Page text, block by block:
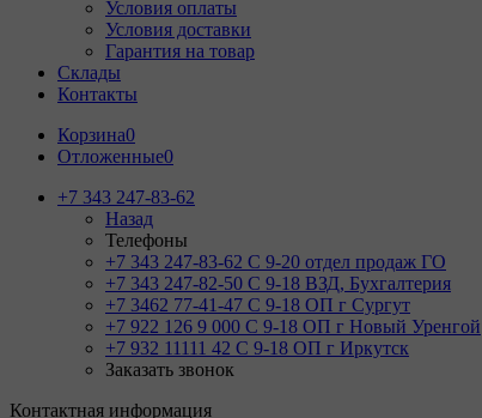
Условия оплаты
Условия доставки
Гарантия на товар
Склады
Контакты
Корзина0
Отложенные0
+7 343 247-83-62
Назад
Телефоны
+7 343 247-83-62 С 9-20 отдел продаж ГО
+7 343 247-82-50 С 9-18 ВЗД, Бухгалтерия
+7 3462 77-41-47 С 9-18 ОП г Сургут
+7 922 126 9 000 С 9-18 ОП г Новый Уренгой
+7 932 11111 42 С 9-18 ОП г Иркутск
Заказать звонок
Контактная информация